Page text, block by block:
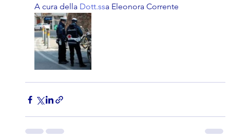
A cura della Dott.ssa Eleonora Corrente